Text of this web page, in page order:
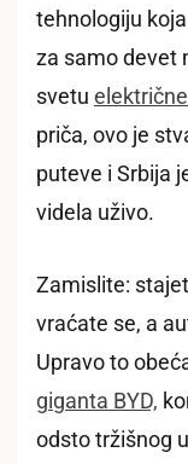
tehnologiju
za samo devet
svetu
priča, ovo je
puteve i Srbija
videla uživo.
Zamislite:
vraćate se, a
Upravo to
giganta BYD,
odsto tržišnog